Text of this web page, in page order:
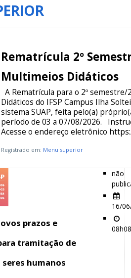
Rematrícula 2º
Multimeios Didáticos
A Rematrícula para o 2º
Didáticos do IFSP Campus Ilha
sistema SUAP, feita pelo(a)
período de 03 a 07/08/2026.
Acesse o endereço eletrônico
Registrado em: Menu superior
prazos e
tramitação de
humanos
não
16/
08h08